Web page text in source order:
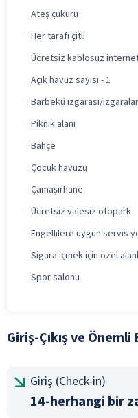
Ateş çukuru
Her tarafı çitli
Ücretsiz kablosuz
Açık havuz sayısı - 1
Barbekü ızgarası/
Piknik alanı
Bahçe
Çocuk havuzu
Çamaşırhane
Ücretsiz valesiz otopark
Engellilere uygun servis
Sigara içmek için özel
Spor salonu
Giriş-Çıkış ve
Giriş (Check-in)
14-herhangi bir